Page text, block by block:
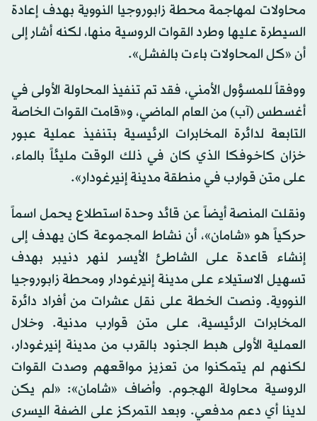
محاولات لمهاجمة محطة زابوروجيا النووية بهدف إعادة
السيطرة عليها وطرد القوات الروسية منها، لكنه أشار إلى
أن «كل المحاولات باءت بالفشل».
ووفقاً للمسؤول الأمني، فقد تم تنفيذ المحاولة الأولى في
أغسطس (آب) من العام الماضي، و«قامت القوات الخاصة
التابعة لدائرة المخابرات الرئيسية بتنفيذ عملية عبور
خزان كاخوفكا الذي كان في ذلك الوقت مليئاً بالماء،
على متن قوارب في منطقة مدينة إنيرغودار».
ونقلت المنصة أيضاً عن قائد وحدة استطلاع يحمل اسماً
حركياً هو «شامان»، أن نشاط المجموعة كان يهدف إلى
إنشاء قاعدة على الشاطئ الأيسر لنهر دنيبر بهدف
تسهيل الاستيلاء على مدينة إنيرغودار ومحطة زابوروجيا
النووية. ونصت الخطة على نقل عشرات من أفراد دائرة
المخابرات الرئيسية، على متن قوارب مدنية. وخلال
العملية الأولى هبط الجنود بالقرب من مدينة إنيرغودار،
لكنهم لم يتمكنوا من تعزيز مواقعهم وصدت القوات
الروسية محاولة الهجوم. وأضاف «شامان»: «لم يكن
لدينا أي دعم مدفعي. وبعد التمركز على الضفة اليسرى